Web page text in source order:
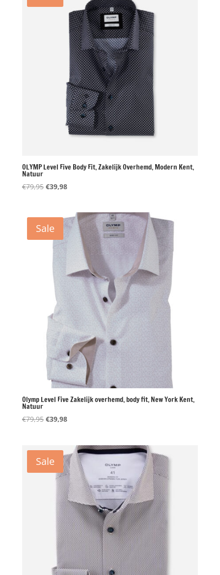
OLYMP Level Five Body Fit, Zakelijk Overhemd, Modern Kent,
Natuur
€79,95 Oorspronkelijke
€79,95.
€39,98Huidige
€39,98.
Sale
Olymp Level Five Zakelijk overhemd, body fit, New York Kent,
Natuur
€79,95 Oorspronkelijke
€79,95.
€39,98Huidige
€39,98.
Sale